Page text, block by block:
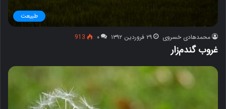
طبیعت
محمدهادی خسروی ۲۹ فروردین ۱۳۹۲ ۰ 913
غروب گندم‌زار